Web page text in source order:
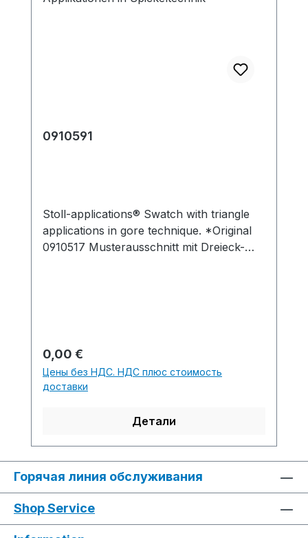
0910591
Stoll-applications® Swatch with triangle
applications in gore technique. *Original
0910517 Musterausschnitt mit Dreieck-
Software-Version:
-...............................................................................
.............................................................Yarn
Fadenführerübersicht
Обычная цена:
0,00 €
Цены без НДС. НДС плюс стоимость
доставки
Детали
Горячая линия обслуживания
Shop Service